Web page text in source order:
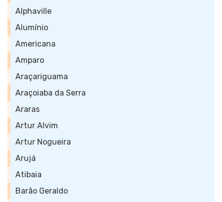
Alphaville
Alumínio
Americana
Amparo
Araçariguama
Araçoiaba da Serra
Araras
Artur Alvim
Artur Nogueira
Arujá
Atibaia
Barão Geraldo